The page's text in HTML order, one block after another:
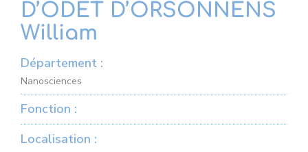
D’ODET D’ORSONNENS
William
Département :
Nanosciences
Fonction :
Localisation :